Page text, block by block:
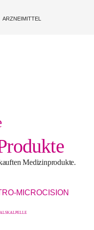
ARZNEIMITTEL
Medizinprodukte.